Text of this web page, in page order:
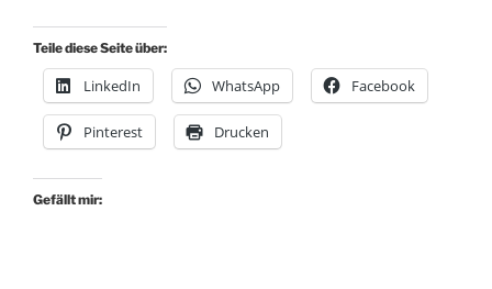
Teile diese Seite über:
LinkedIn WhatsApp Facebook
Pinterest Drucken
Gefällt mir: